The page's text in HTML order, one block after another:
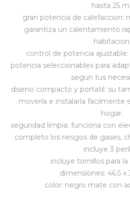
hasta 25
gran potencia de calefaccion:
garantiza un calentamiento
habitacion.
control de potencia
potencia seleccionables para
segun tus
diseno compacto y portatil: su
moverla e instalarla facilmente
hogar.
seguridad limpia: funciona con
completo los riesgos de gases,
incluye 3
incluye tornillos para
dimensiones: 46.5 x
color: negro mate con